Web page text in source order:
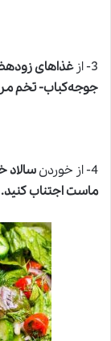
3- از غذاهای
جوجه‌کباب- تخم
4- از خوردن
سالاد
ماست اجتناب کنید.